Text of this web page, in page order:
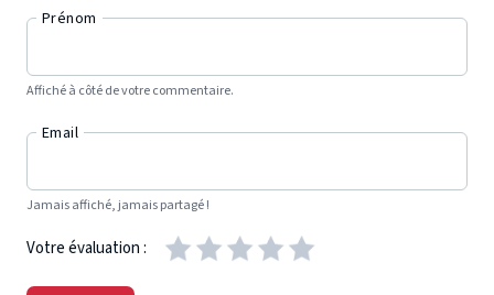
Prénom
Affiché à côté de votre commentaire.
Email
Jamais affiché, jamais partagé !
Votre évaluation :